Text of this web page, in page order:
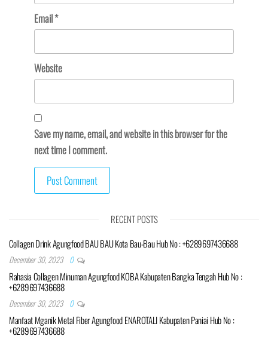
Email*
Website
Save my name, email, and website in this browser for the
next time I comment.
RECENT POSTS
Collagen Drink Agungfood BAU BAU Kota Bau-Bau Hub No : +6289697436688
December 30, 2023 0
Rahasia Collagen Minuman Agungfood KOBA Kabupaten Bangka Tengah Hub No :
+6289697436688
December 30, 2023 0
Manfaat Mganik Metal Fiber Agungfood ENAROTALI Kabupaten Paniai Hub No :
+6289697436688